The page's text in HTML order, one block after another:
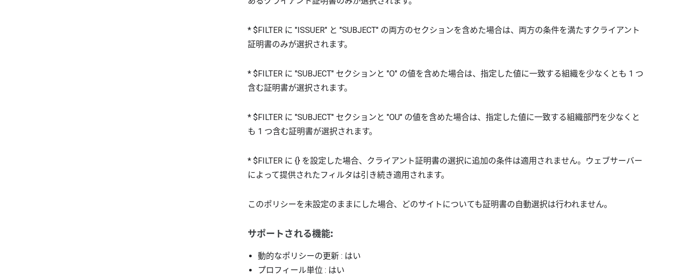
* $FILTER に "ISSUER" と "SUBJECT" の両方のセクションを含めた場合は、両方の条件を満たすクライアント
証明書のみが選択されます。
* $FILTER に "SUBJECT" セクションと "O" の値を含めた場合は、指定した値に一致する組織を少なくとも 1 つ
含む証明書が選択されます。
* $FILTER に "SUBJECT" セクションと "OU" の値を含めた場合は、指定した値に一致する組織部門を少なくと
も 1 つ含む証明書が選択されます。
* $FILTER に {} を設定した場合、クライアント証明書の選択に追加の条件は適用されません。ウェブサーバー
によって提供されたフィルタは引き続き適用されます。
このポリシーを未設定のままにした場合、どのサイトについても証明書の自動選択は行われません。
サポートされる機能:
動的なポリシーの更新 : はい
プロフィール単位 : はい